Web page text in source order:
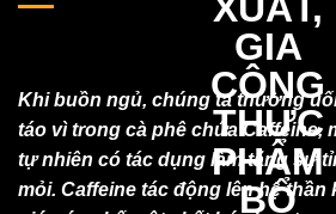
Khi buồn ngủ, chúng ta thường
táo vì trong cà phê chứa Caffeine,
tự nhiên có tác dụng làm tăng sự
mỏi. Caffeine tác động lên hệ